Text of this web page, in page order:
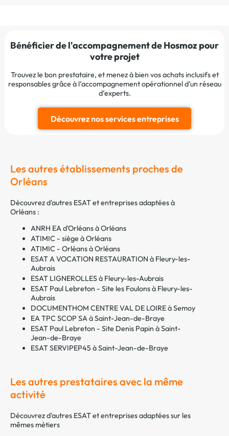
Bénéficier de l'accompagnement de Hosmoz pour
votre projet
Trouvez le bon prestataire, et menez à bien vos achats inclusifs et
responsables grâce à l’accompagnement opérationnel d’un réseau
d’experts.
Découvrez nos services entreprises
Les autres établissements proches de
Orléans
Découvrez d'autres ESAT et entreprises adaptées à
Orléans :
ANRH EA d'Orléans à Orléans
ATIMIC - siège à Orléans
ATIMIC - Orléans à Orléans
ESAT A VOCATION RESTAURATION à Fleury-les-
Aubrais
ESAT LIGNEROLLES à Fleury-les-Aubrais
ESAT Paul Lebreton - Site les Foulons à Fleury-les-
Aubrais
DOCUMENTHOM CENTRE VAL DE LOIRE à Semoy
EA TPC SCOP SA à Saint-Jean-de-Braye
ESAT Paul Lebreton - Site Denis Papin à Saint-
Jean-de-Braye
ESAT SERVIPEP45 à Saint-Jean-de-Braye
Les autres prestataires avec la même
activité
Découvrez d'autres ESAT et entreprises adaptées sur les
mêmes métiers